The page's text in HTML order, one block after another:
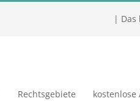
| Das
Rechtsgebiete kostenlose